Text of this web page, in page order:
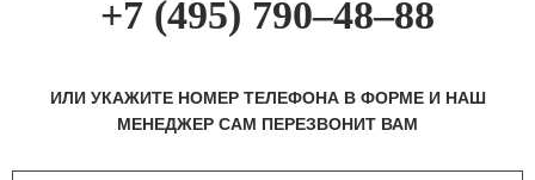
+7 (495) 790–48–88
ИЛИ УКАЖИТЕ НОМЕР ТЕЛЕФОНА В ФОРМЕ И НАШ
МЕНЕДЖЕР САМ ПЕРЕЗВОНИТ ВАМ